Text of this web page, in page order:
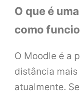
O que é
como
O Moodle é a
distância mais
atualmente.